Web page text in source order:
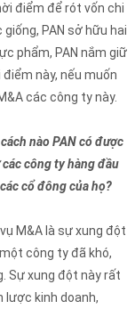
điểm để rót vốn chi
PAN sở hữu hai
phẩm, PAN nắm giữ
điểm này, nếu muốn
các công ty này.
nào PAN có được
công ty hàng đầu
cổ đông của họ?
M&A là sự xung đột
công ty đã khó,
Sự xung đột này rất
lược kinh doanh,